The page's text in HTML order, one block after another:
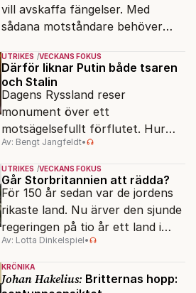
vill avskaffa fängelser. Med
sådana motståndare behöver
vänner.
UTRIKES VECKANS FOKUS
Därför liknar Putin både tsaren
och Stalin
Dagens Ryssland reser
monument över ett
motsägelsefullt förflutet. Hur
kunde två revolutioner förändra
hela samhället – utan att rubba
den ryska statsidén?
Av: Bengt Jangfeldt•
UTRIKES VECKANS FOKUS
Går Storbritannien att rädda?
För 150 år sedan var de jordens
rikaste land. Nu ärver den sjunde
regeringen på tio år ett land i
politiskt och ekonomiskt kaos.
Av: Lotta Dinkelspiel•
KRÖNIKA
Johan Hakelius: Britternas hopp: